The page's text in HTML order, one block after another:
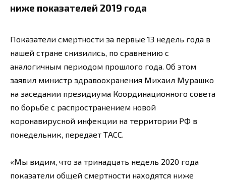
ниже показателей 2019 года
Показатели смертности за первые 13 недель года в
нашей стране снизились, по сравнению с
аналогичным периодом прошлого года. Об этом
заявил министр здравоохранения Михаил Мурашко
на заседании президиума Координационного совета
по борьбе с распространением новой
коронавирусной инфекции на территории РФ в
понедельник, передает ТАСС.
«Мы видим, что за тринадцать недель 2020 года
показатели общей смертности находятся ниже